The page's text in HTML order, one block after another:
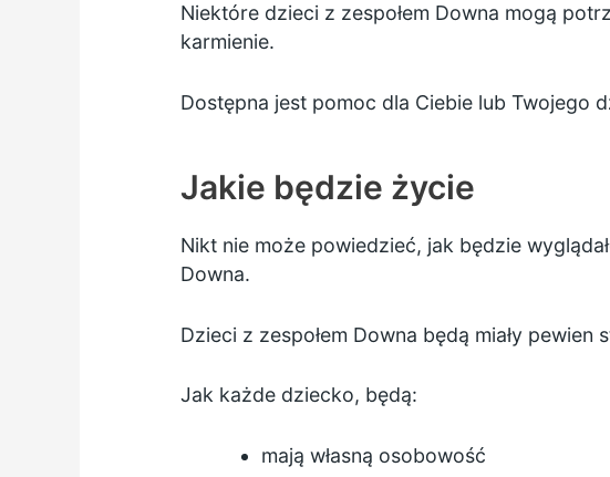
Niektóre dzieci z zespołem Downa mogą
karmienie.
Dostępna jest pomoc dla Ciebie lub Twojego
Jakie będzie życie
Nikt nie może powiedzieć, jak będzie
Downa.
Dzieci z zespołem Downa będą miały pewien
Jak każde dziecko, będą:
mają własną osobowość